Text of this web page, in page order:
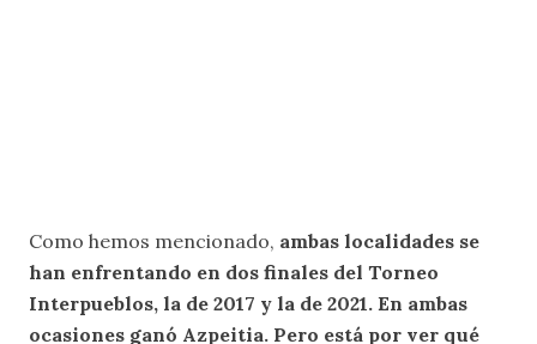
Como hemos mencionado, ambas localidades se
han enfrentando en dos finales del Torneo
Interpueblos, la de 2017 y la de 2021. En ambas
ocasiones ganó Azpeitia. Pero está por ver qué